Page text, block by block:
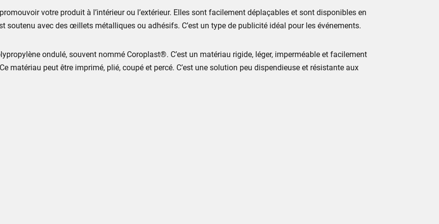
votre produit à l’intérieur ou l’extérieur. Elles sont facilement déplaçables et sont disponibles en
soutenu avec des œillets métalliques ou adhésifs. C’est un type de publicité idéal pour les événements.
ondulé, souvent nommé Coroplast®. C’est un matériau rigide, léger, imperméable et facilement
matériau peut être imprimé, plié, coupé et percé. C’est une solution peu dispendieuse et résistante aux